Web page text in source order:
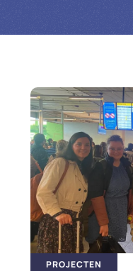
PROJECTEN